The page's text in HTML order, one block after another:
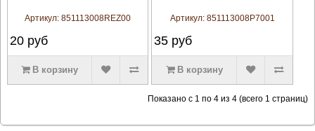
Артикул:851113008REZ00
20руб
В корзину
Артикул: 851113008P7001
35 руб
В корзину
Показано с 1 по 4 из 4 (всего 1 страниц)